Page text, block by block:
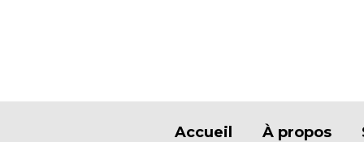
Accueil À propos